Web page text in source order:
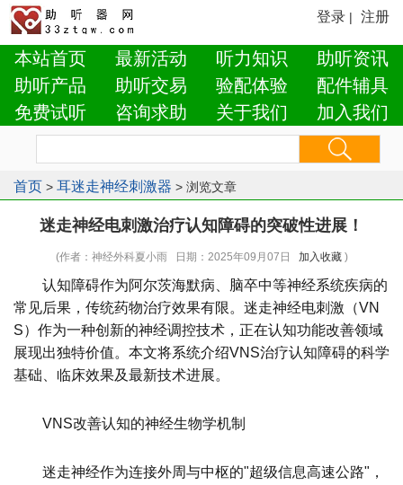
登录 | 注册
本站首页 最新活动 听力知识
助听资讯
助听产品
助听交易 验配体验
配件辅具
免费试听
咨询求助 关于我们 加入我们
首页 > 耳迷走神经刺激器 > 浏览文章
迷走神经电刺激治疗认知障碍的突破性进展！
(作者：神经外科夏小雨 日期：2025年09月07日 加入收藏)
认知障碍作为阿尔茨海默病、脑卒中等神经系统疾病的
常见后果，传统药物治疗效果有限。迷走神经电刺激（VN
S）作为一种创新的神经调控技术，正在认知功能改善领域
展现出独特价值。本文将系统介绍VNS治疗认知障碍的科学
基础、临床效果及最新技术进展。
VNS改善认知的神经生物学机制
迷走神经作为连接外周与中枢的"超级信息高速公路"，